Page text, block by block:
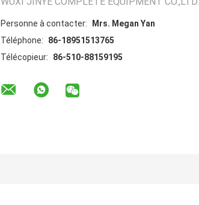
Personne à contacter:
Mrs. Megan Yan
Téléphone:
86-18951513765
Télécopieur:
86-510-88159195